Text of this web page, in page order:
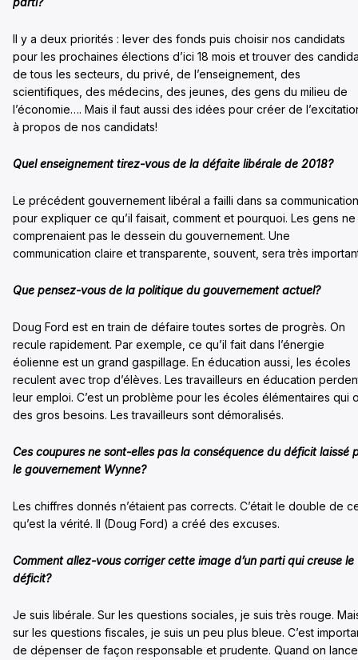
Il y a deux priorités : lever des fonds puis choisir nos candidats
pour les prochaines élections d’ici 18 mois et trouver des
de tous les secteurs, du privé, de l’enseignement, des
scientifiques, des médecins, des jeunes, des gens du milieu de
l’économie…. Mais il faut aussi des idées pour créer de
à propos de nos candidats!
Quel enseignement tirez-vous de la défaite libérale de 2018?
Le précédent gouvernement libéral a failli dans sa communication
pour expliquer ce qu’il faisait, comment et pourquoi. Les gens ne
comprenaient pas le dessein du gouvernement. Une
communication claire et transparente, souvent, sera très
Que pensez-vous de la politique du gouvernement actuel?
Doug Ford est en train de défaire toutes sortes de progrès. On
recule rapidement. Par exemple, ce qu’il fait dans l’énergie
éolienne est un grand gaspillage. En éducation aussi, les écoles
reculent avec trop d’élèves. Les travailleurs en éducation
leur emploi. C’est un problème pour les écoles élémentaires qui
des gros besoins. Les travailleurs sont démoralisés.
Ces coupures ne sont-elles pas la conséquence du déficit laissé
le gouvernement Wynne?
Les chiffres donnés n’étaient pas corrects. C’était le double de
qu’est la vérité. Il (Doug Ford) a créé des excuses.
Comment allez-vous corriger cette image d’un parti qui creuse le
déficit?
Je suis libérale. Sur les questions sociales, je suis très rouge.
sur les questions fiscales, je suis un peu plus bleue. C’est
de dépenser de façon responsable et prudente. Quand on lance